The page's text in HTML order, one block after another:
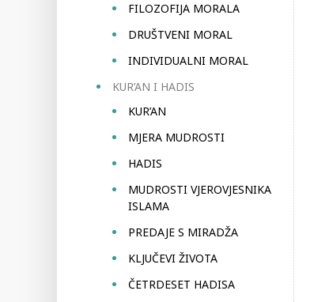
FILOZOFIJA MORALA
DRUŠTVENI MORAL
INDIVIDUALNI MORAL
KUR’AN I HADIS
KUR’AN
MJERA MUDROSTI
HADIS
MUDROSTI VJEROVJESNIKA
ISLAMA
PREDAJE S MIRADŽA
KLJUČEVI ŽIVOTA
ČETRDESET HADISA